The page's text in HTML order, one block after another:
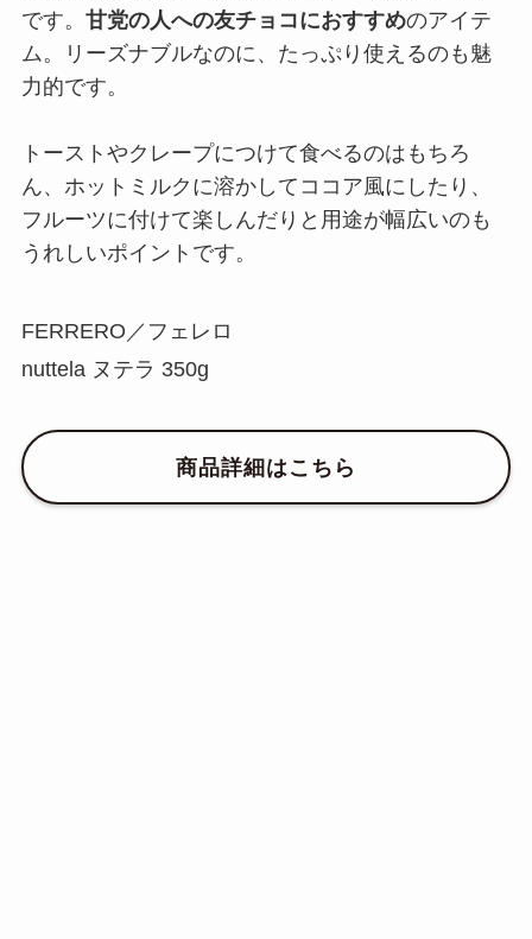
です。 甘党の人への友チョコにおすすめのアイテ
ム。リーズナブルなのに、たっぷり使えるのも魅
力的です。
トーストやクレープにつけて食べるのはもちろ
ん、ホットミルクに溶かしてココア風にしたり、
フルーツに付けて楽しんだりと用途が幅広いのも
うれしいポイントです。
FERRERO／フェレロ
nuttela ヌテラ 350g
商品詳細はこちら